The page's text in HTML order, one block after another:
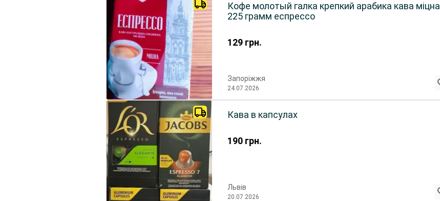
129 грн.
Кофе молотый галка крепкий арабика кава міцна
225 грамм еспрессо
Запоріжжя
24.07.2026
190 грн.
Кава в капсулах
Львів
20.07.2026